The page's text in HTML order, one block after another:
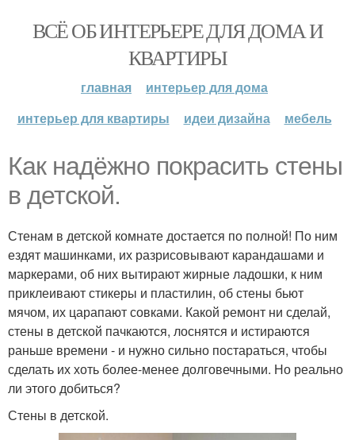
ВСЁ ОБ ИНТЕРЬЕРЕ ДЛЯ ДОМА И
КВАРТИРЫ
главная
интерьер для дома
интерьер для квартиры
идеи дизайна мебель
Как надёжно покрасить стены
в детской.
Стенам в детской комнате достается по полной! По ним
ездят машинками, их разрисовывают карандашами и
маркерами, об них вытирают жирные ладошки, к ним
приклеивают стикеры и пластилин, об стены бьют
мячом, их царапают совками. Какой ремонт ни сделай,
стены в детской пачкаются, лоснятся и истираются
раньше времени - и нужно сильно постараться, чтобы
сделать их хоть более-менее долговечными. Но реально
ли этого добиться?
Стены в детской.